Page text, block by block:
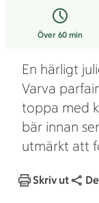
Över 60 min
En härligt
Varva
toppa med
bär innan
utmärkt att
Skriv ut